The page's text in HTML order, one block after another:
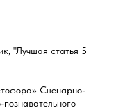
"Лучшая статья 5
Сценарно-